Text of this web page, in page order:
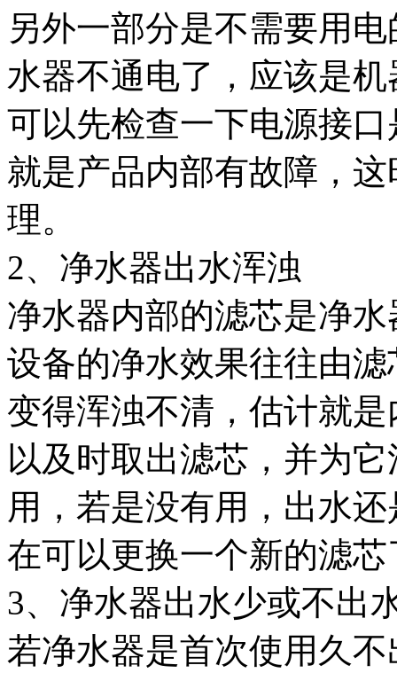
另外一部分是不需要用
水器不通电了，应该是
可以先检查一下电源接
就是产品内部有故障，
理。
2、净水器出水浑浊
净水器内部的滤芯是净
设备的净水效果往往由
变得浑浊不清，估计就
以及时取出滤芯，并为
用，若是没有用，出水
在可以更换一个新的滤芯
3、净水器出水少或不出
若净水器是首次使用久